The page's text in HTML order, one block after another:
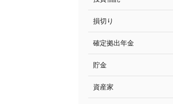
損切り
確定拠出年金
貯金
資産家